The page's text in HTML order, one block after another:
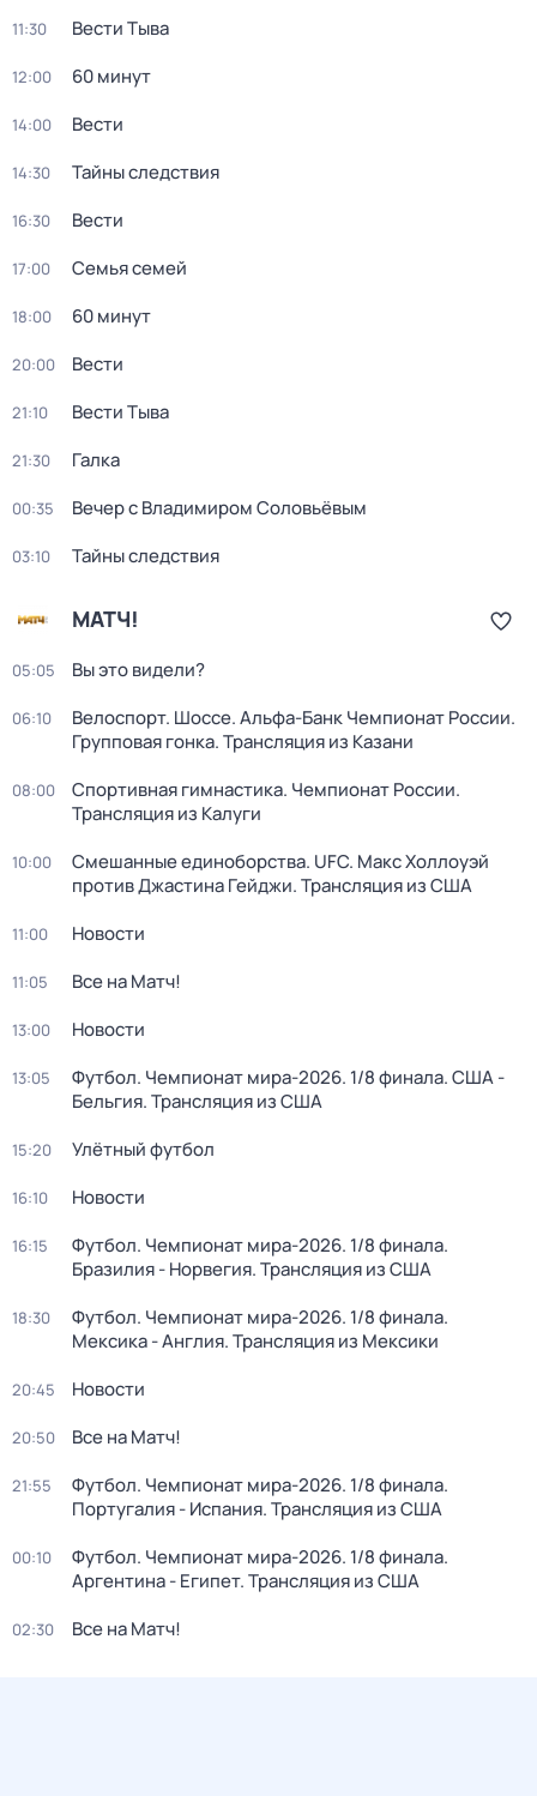
11:30 Вести Тыва
12:00 60 минут
14:00 Вести
14:30 Тайны следствия
16:30 Вести
17:00 Семья семей
18:00 60 минут
20:00 Вести
21:10 Вести Тыва
21:30 Галка
00:35 Вечер с Владимиром Соловьёвым
03:10 Тайны следствия
МАТЧ!
05:05 Вы это видели?
06:10
Велоспорт. Шоссе. Альфа-Банк Чемпионат России.
Групповая гонка. Трансляция из Казани
08:00
Спортивная гимнастика. Чемпионат России.
Трансляция из Калуги
10:00
Смешанные единоборства. UFC. Макс Холлоуэй
против Джастина Гейджи. Трансляция из США
11:00 Новости
11:05 Все на Матч!
13:00 Новости
13:05
Футбол. Чемпионат мира-2026. 1/8 финала. США -
Бельгия. Трансляция из США
15:20 Улётный футбол
16:10 Новости
16:15
Футбол. Чемпионат мира-2026. 1/8 финала.
Бразилия - Норвегия. Трансляция из США
18:30
Футбол. Чемпионат мира-2026. 1/8 финала.
Мексика - Англия. Трансляция из Мексики
20:45 Новости
20:50 Все на Матч!
21:55
Футбол. Чемпионат мира-2026. 1/8 финала.
Португалия - Испания. Трансляция из США
00:10
Футбол. Чемпионат мира-2026. 1/8 финала.
Аргентина - Египет. Трансляция из США
02:30 Все на Матч!